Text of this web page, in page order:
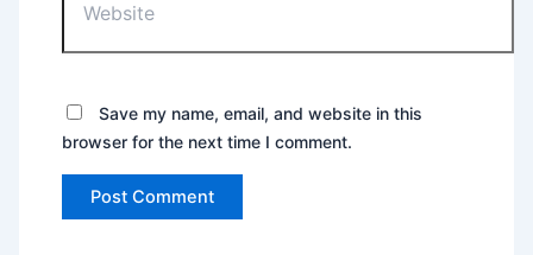
Save my name, email, and website in this
browser for the next time I comment.